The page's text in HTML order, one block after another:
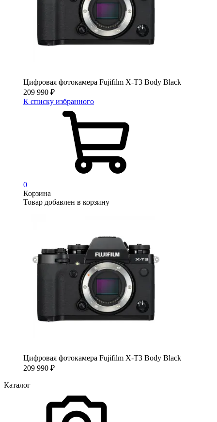
Цифровая фотокамера Fujifilm X-T3 Body Black
209 990 ₽
К списку избранного
0
Корзина
Товар добавлен в корзину
Цифровая фотокамера Fujifilm X-T3 Body Black
209 990 ₽
Каталог